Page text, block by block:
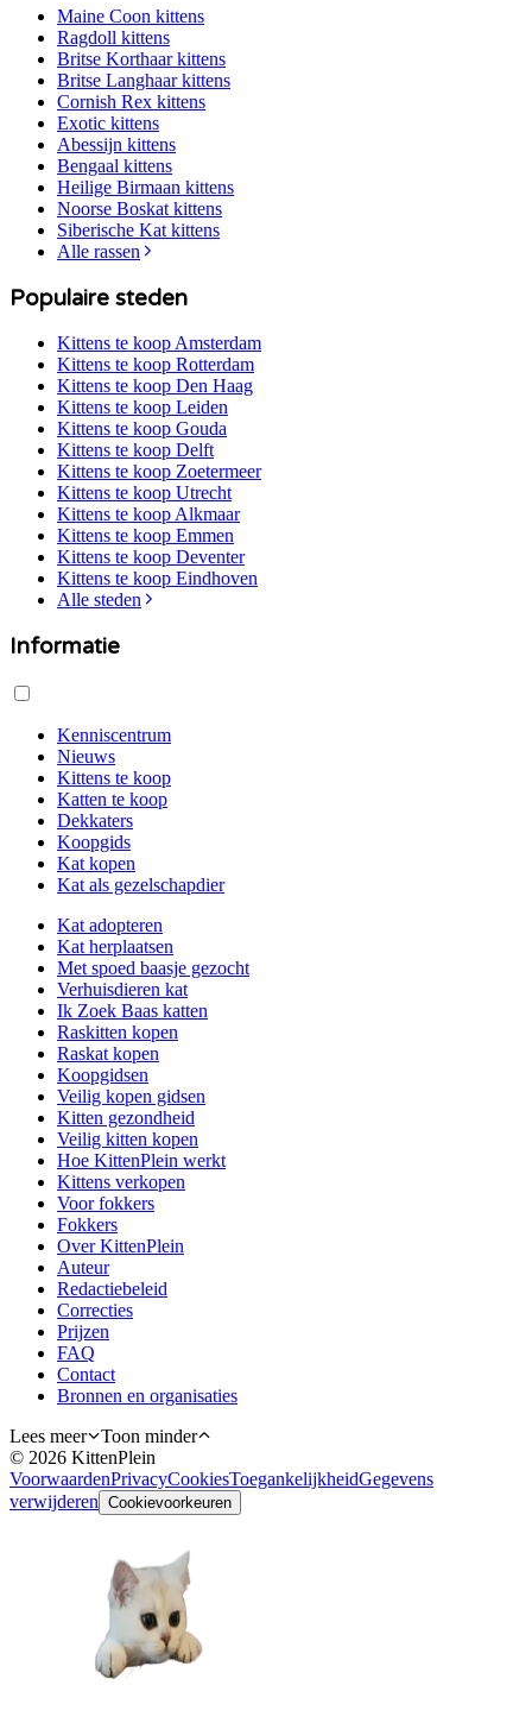
Maine Coon kittens
Ragdoll kittens
Britse Korthaarkittens
Britse Langhaarkittens
Cornish Rex kittens
Exotic kittens
Abessijn kittens
Bengaal kittens
Heilige Birmaan kittens
Noorse Boskat kittens
Siberische Kat kittens
Alle rassen
Populaire steden
Kittens te koopAmsterdam
Kittens te koop Rotterdam
Kittens te koop Den Haag
Kittens te koop Leiden
Kittens te koop Gouda
Kittens te koop Delft
Kittens te koop Zoetermeer
Kittens te koop Utrecht
Kittens te koopAlkmaar
Kittens te koop Emmen
Kittens te koop Deventer
Kittens te koop Eindhoven
Alle steden
Informatie
Kenniscentrum
Nieuws
Kittens te koop
Katten te koop
Dekkaters
Koopgids
Kat kopen
Kat als gezelschapdier
Kat adopteren
Kat herplaatsen
Met spoed baasje gezocht
Verhuisdieren kat
Ik Zoek Baas katten
Raskitten kopen
Raskat kopen
Koopgidsen
Veilig kopen gidsen
Kitten gezondheid
Veilig kitten kopen
Hoe KittenPlein werkt
Kittens verkopen
Voor fokkers
Fokkers
Over KittenPlein
Auteur
Redactiebeleid
Correcties
Prijzen
FAQ
Contact
Bronnen en organisaties
Lees meer
Toon minder
© 2026 KittenPlein
VoorwaardenPrivacyCookiesToegankelijkheidGegevens
verwijderen Cookievoorkeuren